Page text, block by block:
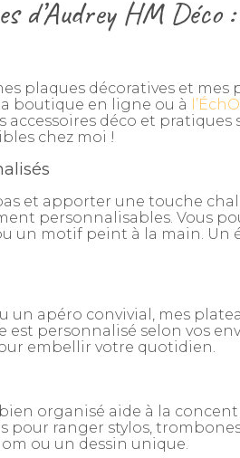
d’Audrey HM
plaques décoratives et
boutique en ligne ou à
déco et
chez moi !
et apporter une touche
personnalisables. Vous
un motif peint à la main.
un apéro convivial, mes
personnalisé selon vos
embellir votre quotidien.
organisé aide à la
pour ranger stylos,
ou un dessin unique.